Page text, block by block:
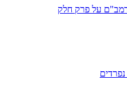
על פרק חלק